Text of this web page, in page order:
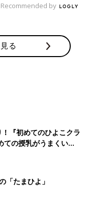
分です。作る量を加
より無添加のものを
あり！」（みん）
でできました。毎朝
入れ、落ちない油汚
全員立て続けに入
途中で給湯器の電源
⇒シャンプー＆洗顔⇒
ッシュ⇒まとめて流
、とにかくお湯を大
Recommended by
る
『初めてのひよこクラ
ての授乳がうまくい
夏のトラブル 解決テ
「たまひよ」